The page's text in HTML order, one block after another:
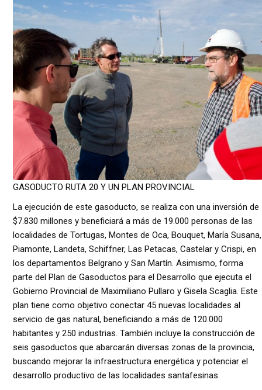
GASODUCTO RUTA 20 Y UN PLAN PROVINCIAL
La ejecución de este gasoducto, se realiza con una inversión de
$7.830 millones y beneficiará a más de 19.000 personas de las
localidades de Tortugas, Montes de Oca, Bouquet, María Susana,
Piamonte, Landeta, Schiffner, Las Petacas, Castelar y Crispi, en
los departamentos Belgrano y San Martín. Asimismo, forma
parte del Plan de Gasoductos para el Desarrollo que ejecuta el
Gobierno Provincial de Maximiliano Pullaro y Gisela Scaglia. Este
plan tiene como objetivo conectar 45 nuevas localidades al
servicio de gas natural, beneficiando a más de 120.000
habitantes y 250 industrias. También incluye la construcción de
seis gasoductos que abarcarán diversas zonas de la provincia,
buscando mejorar la infraestructura energética y potenciar el
desarrollo productivo de las localidades santafesinas.